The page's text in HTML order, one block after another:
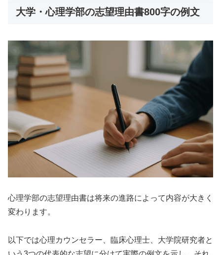
大学・心理学部の志望理由書800字の例文
心理学部の志望理由書は将来の進路によって内容が大きく
変わります。
以下では心理カウンセラー、臨床心理士、大学院研究者と